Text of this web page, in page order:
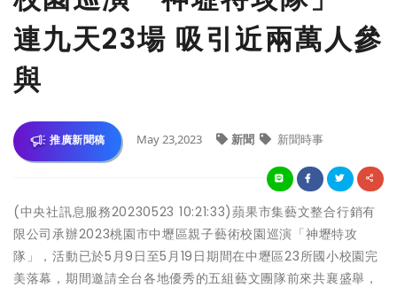
連九天23場 吸引近兩萬人參
與
推廣新聞稿 May 23,2023 新聞 新聞時事
(中央社訊息服務20230523 10:21:33)蘋果市集藝文整合行銷有
限公司承辦2023桃園市中壢區親子藝術校園巡演「神壢特攻
隊」，活動已於5月9日至5月19日期間在中壢區23所國小校園完
美落幕，期間邀請全台各地優秀的五組藝文團隊前來共襄盛舉，